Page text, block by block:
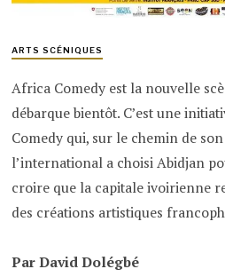
ARTS SCÉNIQUES
Africa Comedy est la nouvelle
débarque bientôt. C’est une
Comedy qui, sur le chemin de
l’international a choisi Abidjan
croire que la capitale ivoirienne
des créations artistiques
Par David Dolégbé